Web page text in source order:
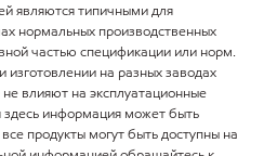
являются типичными для
нормальных производственных
частью спецификации или норм.
на разных заводах
влияют на эксплуатационные
информация может быть
продукты могут быть доступны на